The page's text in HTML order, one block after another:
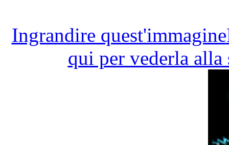
Ingrandire quest'immagine
qui per vederla